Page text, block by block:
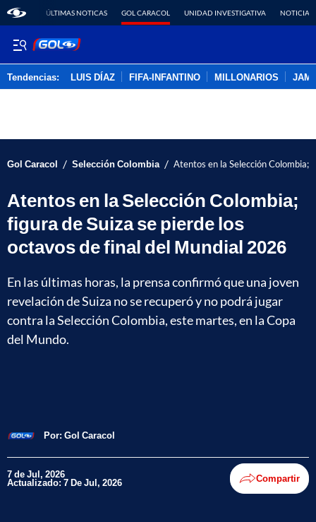
ÚLTIMAS NOTICAS GOL CARACOL UNIDAD INVESTIGATIVA NOTICIAS
Tendencias: LUIS DÍAZ FIFA-INFANTINO MILLONARIOS
Gol Caracol / Selección Colombia / Atentos en la Selección Colombia;
Atentos en la Selección Colombia;
figura de Suiza se pierde los
octavos de final del Mundial 2026
En las últimas horas, la prensa confirmó que una joven
revelación de Suiza no se recuperó y no podrá jugar
contra la Selección Colombia, este martes, en la Copa
del Mundo.
Por: Gol Caracol
7 de Jul, 2026
Actualizado: 7 De Jul, 2026 Compartir